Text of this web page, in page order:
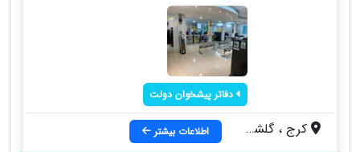
دفاتر پیشخوان دولت
کرج ، گلشهر ، ابتدای خیابان درختی ، روبروی اولین دور برگردان ، دفتر پیشخوان خدمات دولت اطلاعات بیشتر